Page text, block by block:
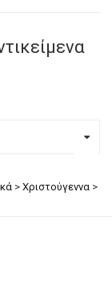
> Χριστούγεννα >